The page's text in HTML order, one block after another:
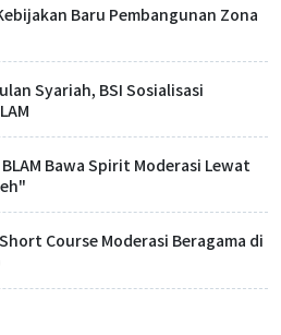
Baru Pembangunan Zona
Syariah, BSI Sosialisasi
Bawa Spirit Moderasi Lewat
Course Moderasi Beragama di